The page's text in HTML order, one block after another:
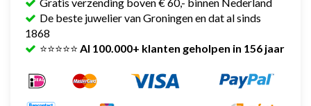
De beste juwelier van Groningen en dat al sinds
1868
⭐⭐⭐⭐⭐ Al 100.000+ klanten geholpen in 156 jaar